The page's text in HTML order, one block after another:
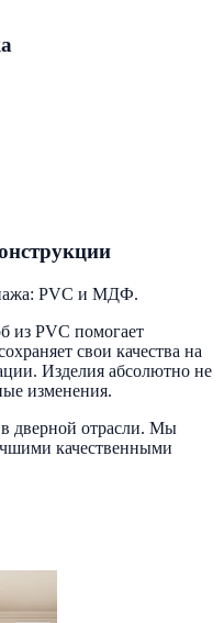
PVC и МДФ.
из PVC помогает
свои качества на
Изделия абсолютно не
изменения.
дверной отрасли. Мы
качественными